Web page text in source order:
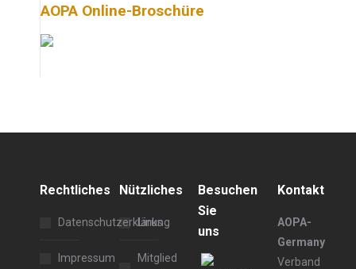
AOPA Online-Broschüre
Rechtliches
Datenschutzerklärung
Impressum
Nützliches
Links
Mitglied
Besuchen
Sie
uns
Kontakt
AOPA-
Germany
Verband